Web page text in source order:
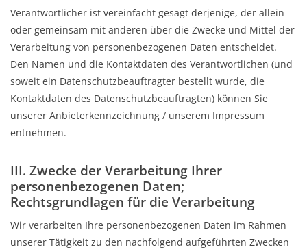
Verantwortlicher ist vereinfacht gesagt derjenige, der allein
oder gemeinsam mit anderen über die Zwecke und Mittel der
Verarbeitung von personenbezogenen Daten entscheidet.
Den Namen und die Kontaktdaten des Verantwortlichen (und
soweit ein Datenschutzbeauftragter bestellt wurde, die
Kontaktdaten des Datenschutzbeauftragten) können Sie
unserer Anbieterkennzeichnung / unserem Impressum
entnehmen.
III. Zwecke der Verarbeitung Ihrer
personenbezogenen Daten;
Rechtsgrundlagen für die Verarbeitung
Wir verarbeiten Ihre personenbezogenen Daten im Rahmen
unserer Tätigkeit zu den nachfolgend aufgeführten Zwecken